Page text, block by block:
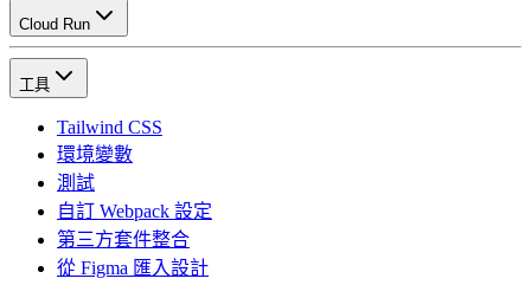
Cloud Run
工具
Tailwind CSS
環境變數
測試
自訂 Webpack 設定
第三方套件整合
從 Figma 匯入設計